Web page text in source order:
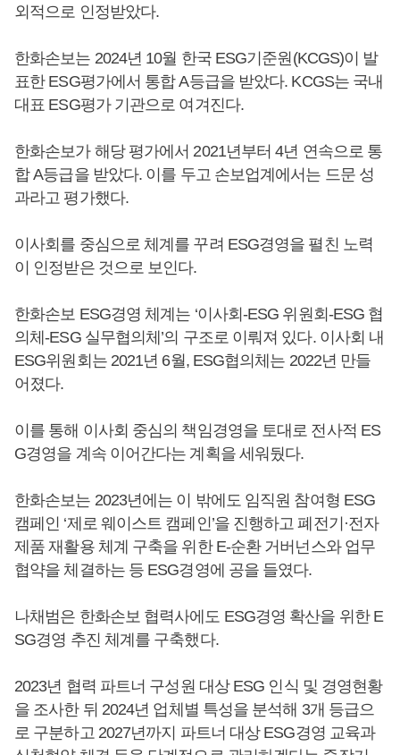
외적으로 인정받았다.
한화손보는 2024년 10월 한국 ESG기준원(KCGS)이 발
표한 ESG평가에서 통합 A등급을 받았다. KCGS는 국내
대표 ESG평가 기관으로 여겨진다.
한화손보가 해당 평가에서 2021년부터 4년 연속으로 통
합 A등급을 받았다. 이를 두고 손보업계에서는 드문 성
과라고 평가했다.
이사회를 중심으로 체계를 꾸려 ESG경영을 펼친 노력
이 인정받은 것으로 보인다.
한화손보 ESG경영 체계는 ‘이사회-ESG 위원회-ESG 협
의체-ESG 실무협의체’의 구조로 이뤄져 있다. 이사회 내
ESG위원회는 2021년 6월, ESG협의체는 2022년 만들
어졌다.
이를 통해 이사회 중심의 책임경영을 토대로 전사적 ES
G경영을 계속 이어간다는 계획을 세워뒀다.
한화손보는 2023년에는 이 밖에도 임직원 참여형 ESG
캠페인 ‘제로 웨이스트 캠페인’을 진행하고 폐전기·전자
제품 재활용 체계 구축을 위한 E-순환 거버넌스와 업무
협약을 체결하는 등 ESG경영에 공을 들였다.
나채범은 한화손보 협력사에도 ESG경영 확산을 위한 E
SG경영 추진 체계를 구축했다.
2023년 협력 파트너 구성원 대상 ESG 인식 및 경영현황
을 조사한 뒤 2024년 업체별 특성을 분석해 3개 등급으
로 구분하고 2027년까지 파트너 대상 ESG경영 교육과